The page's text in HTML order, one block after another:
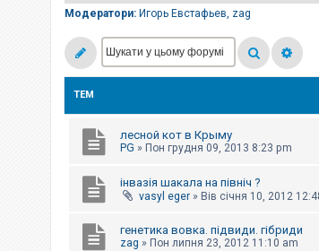
Модератори: Игорь Евстафьев, zag
ТЕМ
лесной кот в Крыму
PG » Пон грудня 09, 2013 8:23 pm
інвазія шакала на північ ?
vasyl eger » Вів січня 10, 2012
генетика вовка. підвиди. гібриди
zag » Пон липня 23, 2012 11:10 am